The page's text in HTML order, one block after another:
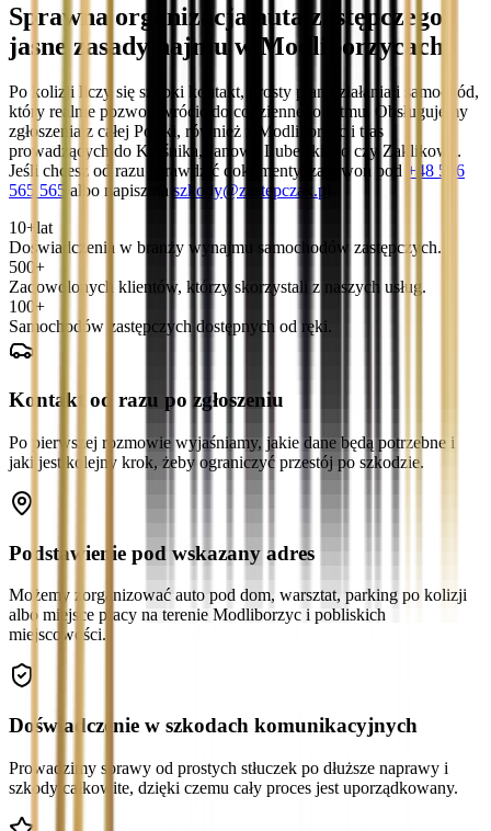
Sprawna organizacja auta zastępczego i
jasne zasady najmu w Modliborzycach
Po kolizji liczy się szybki kontakt, prosty plan działania i samochód,
który realnie pozwoli wrócić do codziennego rytmu. Obsługujemy
zgłoszenia z całej Polski, również z Modliborzyc i tras
prowadzących do Kraśnika, Janowa Lubelskiego czy Zaklikowa.
Jeśli chcesz od razu sprawdzić dokumenty, zadzwoń pod +48 536
565 565 albo napisz na szkody@zastepczak.pl
10+ lat
Doświadczenia w branży wynajmu samochodów zastępczych.
500+
Zadowolonych klientów, którzy skorzystali z naszych usług.
100+
Samochodów zastępczych dostępnych od ręki.
Kontakt od razu po zgłoszeniu
Po pierwszej rozmowie wyjaśniamy, jakie dane będą potrzebne i
jaki jest kolejny krok, żeby ograniczyć przestój po szkodzie.
Podstawienie pod wskazany adres
Możemy zorganizować auto pod dom, warsztat, parking po kolizji
albo miejsce pracy na terenie Modliborzyc i pobliskich
miejscowości.
Doświadczenie w szkodach komunikacyjnych
Prowadzimy sprawy od prostych stłuczek po dłuższe naprawy i
szkody całkowite, dzięki czemu cały proces jest uporządkowany.